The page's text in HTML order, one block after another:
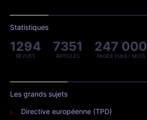
Statistiques
1294
REVUES
7351
ARTICLES
247 000
PAGES VUES / MOIS
Les grands sujets
Directive européenne (TPD)